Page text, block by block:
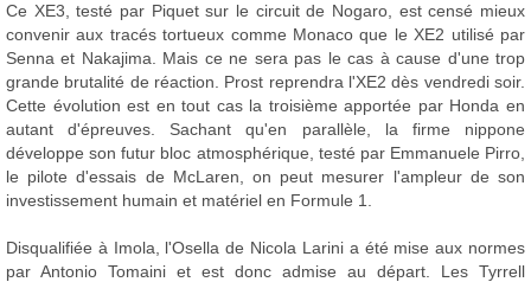
Ce XE3, testé par Piquet sur le circuit de Nogaro, est censé mieux
convenir aux tracés tortueux comme Monaco que le XE2 utilisé par
Senna et Nakajima. Mais ce ne sera pas le cas à cause d'une trop
grande brutalité de réaction. Prost reprendra l'XE2 dès vendredi soir.
Cette évolution est en tout cas la troisième apportée par Honda en
autant d'épreuves. Sachant qu'en parallèle, la firme nippone
développe son futur bloc atmosphérique, testé par Emmanuele Pirro,
le pilote d'essais de McLaren, on peut mesurer l'ampleur de son
investissement humain et matériel en Formule 1.
Disqualifiée à Imola, l'Osella de Nicola Larini a été mise aux normes
par Antonio Tomaini et est donc admise au départ. Les Tyrrell